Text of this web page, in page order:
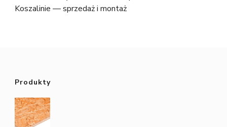
Koszalinie — sprzedaż i montaż
Produkty